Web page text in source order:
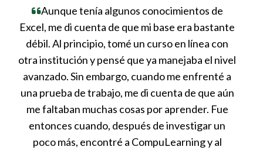
Aunque tenía algunos conocimientos de
Excel, me di cuenta de que mi base era bastante
débil. Al principio, tomé un curso en línea con
otra institución y pensé que ya manejaba el nivel
avanzado. Sin embargo, cuando me enfrenté a
una prueba de trabajo, me di cuenta de que aún
me faltaban muchas cosas por aprender. Fue
entonces cuando, después de investigar un
poco más, encontré a CompuLearning y al